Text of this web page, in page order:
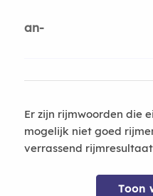
an-
Er zijn rijmwoorden die
mogelijk niet goed
verrassend
Toon